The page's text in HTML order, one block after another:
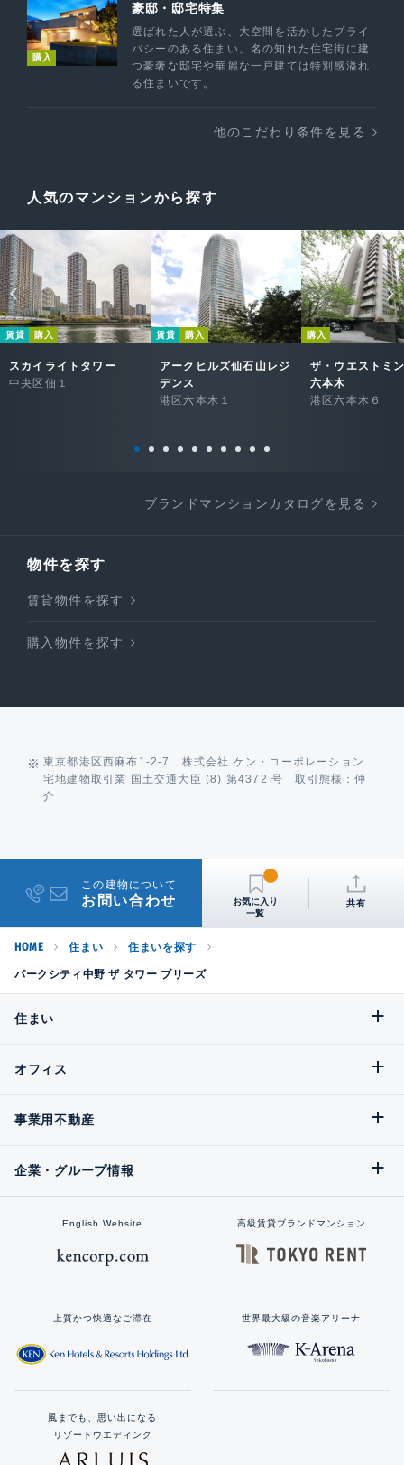
購入
豪邸・邸宅特集
選ばれた人が選ぶ、大空間を活かしたプライ
バシーのある住まい。名の知れた住宅街に建
つ豪奢な邸宅や華麗な一戸建ては特別感溢れ
る住まいです。
他のこだわり条件を見る
人気のマンションから探す
賃貸 購入
スカイライトタワー
中央区佃１
賃貸 購入
アークヒルズ仙石山レジ
デンス
港区六本木１
購入
ザ・ウエストミ
六本木
港区六本木６
ブランドマンションカタログを見る
物件を探す
賃貸物件を探す
購入物件を探す
東京都港区西麻布1-2-7 株式会社 ケン・コーポレーション
宅地建物取引業 国土交通大臣 (8) 第4372 号 取引態様：仲
介
この建物について
お問い合わせ 共有
HOME 住まい 住まいを探す
パークシティ中野 ザ タワー ブリーズ
住まい
オフィス
事業用不動産
企業・グループ情報
English Website 高級賃貸ブランドマンション
上質かつ快適なご滞在 世界最大級の音楽アリーナ
風までも、思い出になる
リゾートウエディング